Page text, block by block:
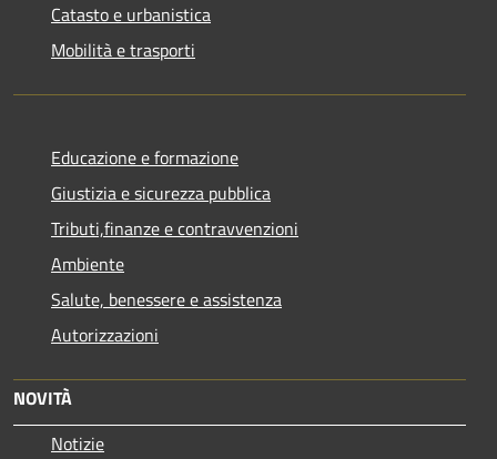
Catasto e urbanistica
Mobilità e trasporti
Educazione e formazione
Giustizia e sicurezza pubblica
Tributi,finanze e contravvenzioni
Ambiente
Salute, benessere e assistenza
Autorizzazioni
NOVITÀ
Notizie